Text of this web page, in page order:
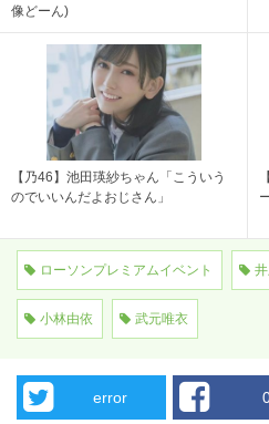
像どーん)
【乃46】池田瑛紗ちゃん「こういう
のでいいんだよおじさん」
ローソンプレミアムイベント
小林由依 武元唯衣
error